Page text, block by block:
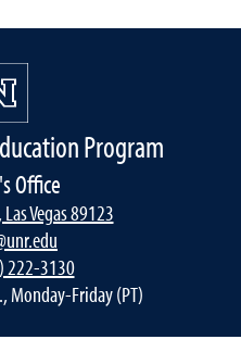
Program
Office
Vegas 89123
222-3130
Monday-Friday (PT)